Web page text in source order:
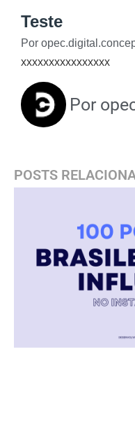
Teste
Por
xxxxxxxxxxxxxxxx
Por
POSTS